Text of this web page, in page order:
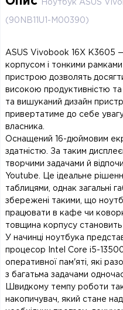
Ноутбук ASUS
(90NB11U1-M00390)
ASUS Vivobook 16X K3605
корпусом і тонкими
пристрою дозволять
високою продуктивністю
та вишуканий дизайн
привертатиме до себе
власника.
Оснащений 16-дюймовим
здатністю. За таким
творчими задачами й
Youtube. Це ідеальне
таблицями, однак загальні
збережені такими, що
працювати в кафе чи
товщина корпусу становить
У начинці ноутбука
процесор Intel Core i5-
оперативної пам'яті, які
з багатьма задачами
Швидкому темпу роботи
накопичувач, який стане